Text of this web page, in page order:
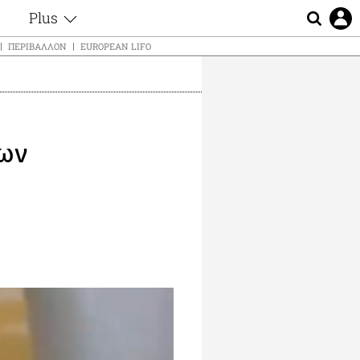
Plus
Θέματα
ΠΕΡΙΒΆΛΛΟΝ EUROPEAN LIFO